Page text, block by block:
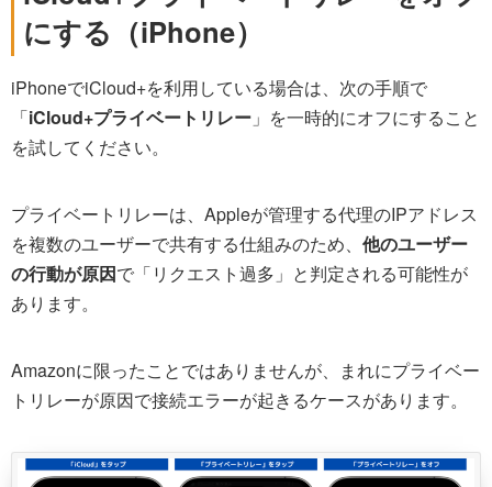
にする（iPhone）
iPhoneでiCloud+を利用している場合は、次の手順で
「iCloud+プライベートリレー 」を一時的にオフにすること
を試してください。
プライベートリレーは、Appleが管理する代理のIPアドレス
を複数のユーザーで共有する仕組みのため、 他のユーザー
の行動が原因で「リクエスト過多」と判定される可能性が
あります。
Amazonに限ったことではありませんが、まれにプライベー
トリレーが原因で接続エラーが起きるケースがあります。